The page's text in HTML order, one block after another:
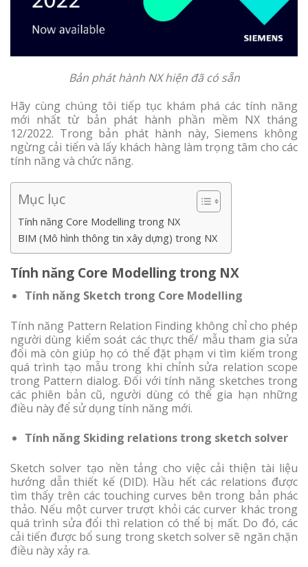
Bản phát hành NX hiện đã có sẵn
Hãy cùng chúng tôi tiếp tục khám phá các tính năng
mới nhất từ bản phát hành phần mềm NX tháng
12/2022. Trong bản phát hành này, Siemens không
ngừng cải tiến và lấy khách hàng làm trọng tâm cho các
tính năng và chức năng.
Mục lục
Tính năng Core Modelling trong NX
BIM (Mô hình thông tin xây dựng) trong NX
Tính năng Core Modelling trong NX
Tính năng Sketch trong Core Modelling
Tính năng Pattern Relation Finding không chỉ cho phép
người dùng kiểm soát các thực thế/ mẫu tham gia sửa
đổi mà còn giúp họ có thể đặt phạm vi tìm kiếm trong
quá trình tạo mẫu trong khi chỉnh sửa relation scope
trong Pattern dialog. Đối với tính năng sketches trong
các phiên bản cũ, người dùng có thể gia hạn những
điều này để sử dụng tính năng mới.
Tính năng Skiding relations trong sketch solver
Sketch solver tạo nền tảng cho việc cải thiện tài liệu
hướng dẫn thiết kế (DID). Hầu hết các relations được
tìm thấy trên các touching curves bên trong bản phác
thảo. Nếu một curver trượt khỏi các curver khác trong
quá trình sửa đổi thì relation có thể bị mất. Do đó, các
cải tiến được bổ sung trong sketch solver sẽ ngăn chặn
điều này xảy ra.